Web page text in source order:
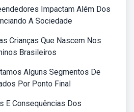
Impactam Além Dos
A Sociedade
Crianças Que Nascem Nos
Brasileiros
Alguns Segmentos De
Por Ponto Final
E Consequências Dos